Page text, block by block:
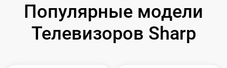
Популярные модели
Телевизоров Sharp